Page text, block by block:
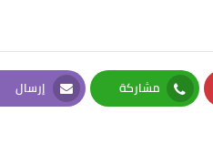
مشاركة
Whatsapp
إرسال
Email